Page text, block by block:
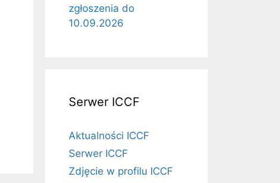
zgłoszenia do
10.09.2026
Serwer ICCF
Aktualności ICCF
Serwer ICCF
Zdjęcie w profilu ICCF